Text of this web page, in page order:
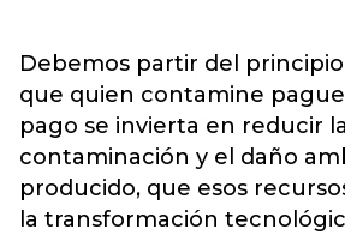
Debemos partir del
que quien contamine pague
pago se invierta en reducir la
contaminación y el daño
producido, que esos
la transformación